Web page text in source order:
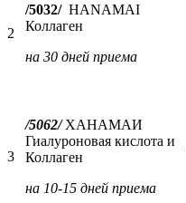
2
/5032/HANAMAI
Коллаген
на 30 дней приема
3
/5062/ХАНАМАИ
Гиалуроновая кислота и
Коллаген
на 10-15 дней приема